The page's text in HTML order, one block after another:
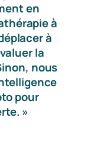
en
à
à
la
nous
pour
»